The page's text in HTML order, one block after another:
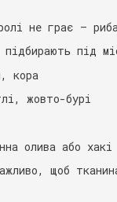
не грає —
підбирають під
кора
жовто-бурі
олива або хакі
щоб